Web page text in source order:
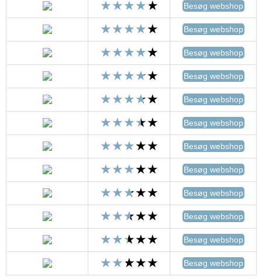
Besøg webshop
Besøg webshop
Besøg webshop
Besøg webshop
Besøg webshop
Besøg webshop
Besøg webshop
Besøg webshop
Besøg webshop
Besøg webshop
Besøg webshop
Besøg webshop